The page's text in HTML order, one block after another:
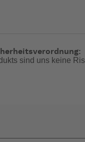
follows function“
sind uns keine